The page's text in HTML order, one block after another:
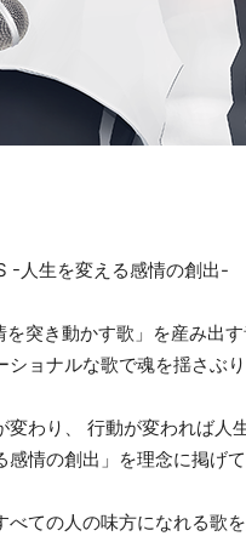
-人生を変える感情の創出-
突き動かす歌」を産み出
ョナルな歌で魂を揺さぶ
わり、 行動が変われば人
感情の創出」を理念に掲げて
べての人の味方になれる歌